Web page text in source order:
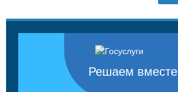
Решаем вместе